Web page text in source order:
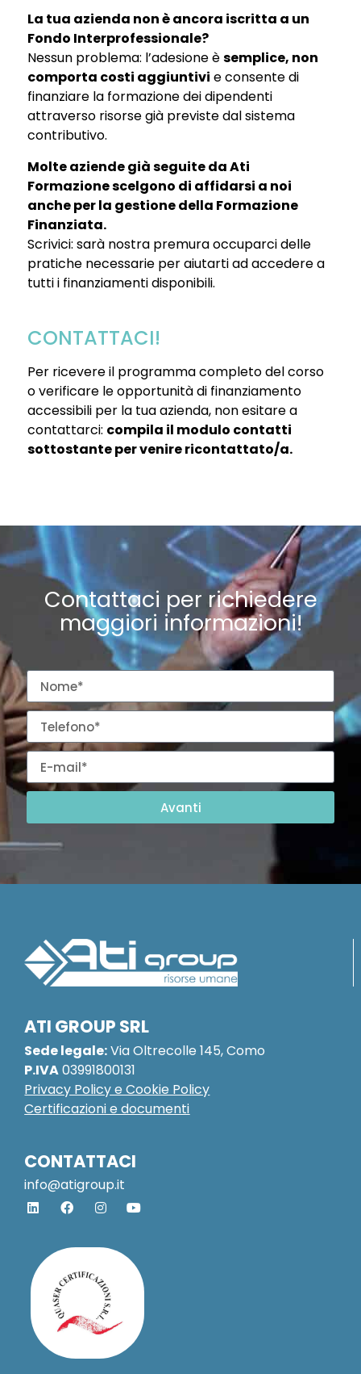
La tua azienda non è ancora iscritta a un
Fondo Interprofessionale?
Nessun problema: l’adesione èsemplice, non
comporta costi aggiuntivi e consente di
finanziare la formazione dei dipendenti
attraverso risorse già previste dal sistema
contributivo.
Molte aziende già seguite da Ati
Formazione scelgono di affidarsi a noi
anche per la gestione della Formazione
Finanziata.
Scrivici: sarà nostra premura occuparci delle
pratiche necessarie per aiutarti ad accedere a
tutti i finanziamenti disponibili.
CONTATTACI!
Per ricevere il programma completo del corso
o verificare le opportunità di finanziamento
accessibili per la tua azienda, non esitare a
contattarci: compila il modulo contatti
sottostante per venire ricontattato/a.
Contattaci per richiedere
maggiori informazioni!
Avanti
Taggato
ATI GROUP SRL
Sede legale:Via Oltrecolle 145, Como
P.IVA03991800131
Privacy Policy e Cookie Policy
Certificazioni e documenti
CONTATTACI
info@atigroup.it